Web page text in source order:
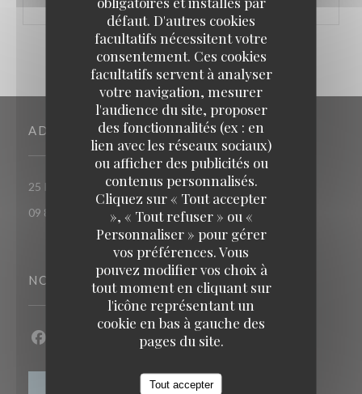
défaut. D'autres cookies
facultatifs nécessitent votre
consentement. Ces cookies
facultatifs servent à analyser
votre navigation, mesurer
l'audience du site, proposer
des fonctionnalités (ex : en
lien avec les réseaux sociaux)
ou afficher des publicités ou
contenus personnalisés.
Cliquez sur « Tout accepter
», « Tout refuser » ou «
Personnaliser » pour gérer
vos préférences. Vous
pouvez modifier vos choix à
tout moment en cliquant sur
l'icône représentant un
cookie en bas à gauche des
pages du site.
Tout accepter
ADRESSE
25 RUE DU ROI DE SICILE 75004 PARIS((ouvre une nouvelle
09 86 55 65 65
NOUS SUIVRE
Facebook ((ouvre une nouvelle fenêtre))
Instagram ((ouvre une nouvelle fenêtre))
TAVLINE